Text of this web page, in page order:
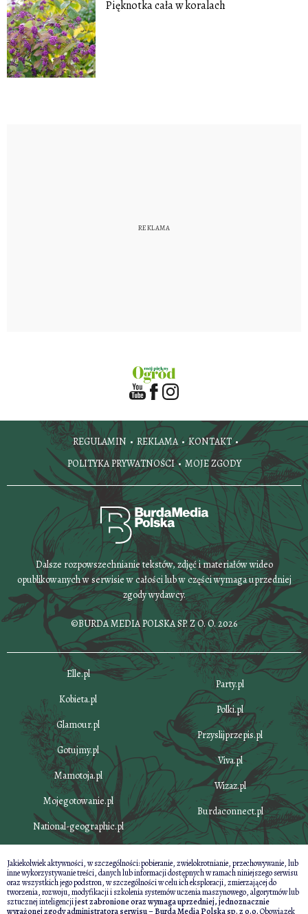
Pięknotka cała w koralach
REGULAMIN REKLAMA
KONTAKT
POLITYKA PRYWATNOŚCI
MOJE ZGODY
Dalsze rozpowszechnianie tekstów, zdjęć i materiałów wideo
opublikowanych w serwisie w całości lub w części wymaga uprzedniej
zgody wydawcy.
©BURDA MEDIA POLSKA SP. Z O. O. 2026
Elle.pl
Kobieta.pl
Glamour.pl
Gotujmy.pl
Mamotoja.pl
Mojegotowanie.pl
National-geographic.pl
Party.pl
Polki.pl
Przyslijprzepis.pl
Viva.pl
Wizaz.pl
Burdaconnect.pl
Jakiekolwiek aktywności, w szczególności: pobieranie, zwielokrotnianie, przechowywanie, lub
inne wykorzystywanie treści, danych lub informacji dostępnych w ramach niniejszego serwisu
oraz wszystkich jego podstron, w szczególności w celu ich eksploracji, zmierzającej do
tworzenia, rozwoju, modyfikacji i szkolenia systemów uczenia maszynowego, algorytmów lub
sztucznej inteligencjijest zabronione oraz wymaga uprzedniej, jednoznacznie
wyrażonej zgody administratora serwisu – Burda Media Polska sp. z o.o.Obowiązek